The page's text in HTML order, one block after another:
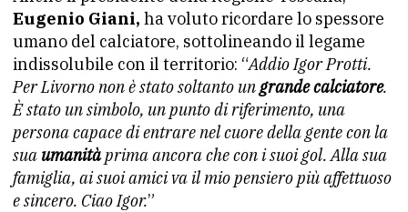
Eugenio Giani, ha voluto ricordare lo spessore
umano del calciatore, sottolineando il legame
indissolubile con il territorio: “Addio Igor Protti.
Per Livorno non è stato soltanto ungrande calciatore.
È stato un simbolo, un punto di riferimento, una
persona capace di entrare nel cuore della gente con la
sua umanitàprima ancora che con i suoi gol. Alla sua
famiglia, ai suoi amici va il mio pensiero più affettuoso
e sincero. Ciao Igor.”